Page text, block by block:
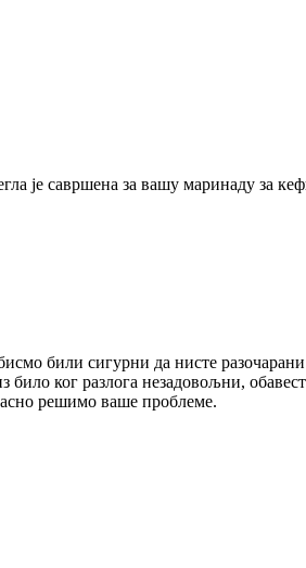
је савршена за вашу маринаду за
били сигурни да нисте
било ког разлога незадовољни,
решимо ваше проблеме.